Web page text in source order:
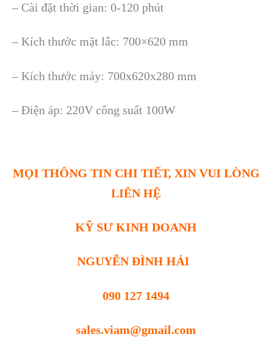
– Cài đặt thời gian: 0-120 phút
– Kích thước mặt lắc: 700×620 mm
– Kích thước máy: 700x620x280 mm
– Điện áp: 220V công suất 100W
MỌI THÔNG TIN CHI TIẾT, XIN VUI LÒNG
LIÊN HỆ
KỸ SƯ KINH DOANH
NGUYỄN ĐÌNH HẢI
090 127 1494
sales.viam@gmail.com